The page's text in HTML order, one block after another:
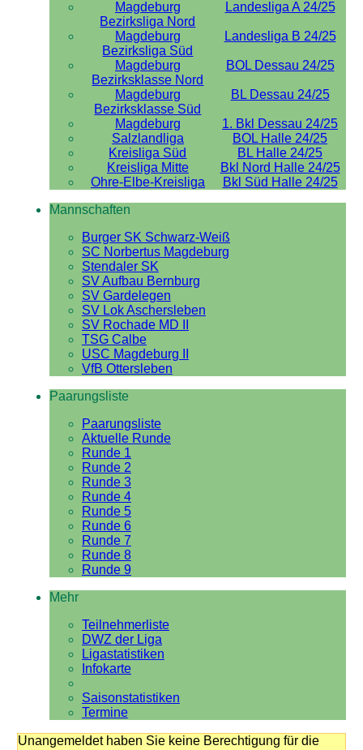
Magdeburg
Landesliga A 24/25
Bezirksliga Nord
Magdeburg
Landesliga B 24/25
Bezirksliga Süd
Magdeburg
BOL Dessau 24/25
Bezirksklasse Nord
Magdeburg
BL Dessau 24/25
Bezirksklasse Süd
Magdeburg
1. Bkl Dessau 24/25
Salzlandliga
BOL Halle 24/25
Kreisliga Süd
BL Halle 24/25
Kreisliga Mitte
Bkl Nord Halle 24/25
Ohre-Elbe-Kreisliga
Bkl Süd Halle 24/25
Mannschaften
Burger SK Schwarz-Weiß
SC Norbertus Magdeburg
Stendaler SK
SV Aufbau Bernburg
SV Gardelegen
SV Lok Aschersleben
SV Rochade MD II
TSG Calbe
USC Magdeburg II
VfB Ottersleben
Paarungsliste
Paarungsliste
Aktuelle Runde
Runde 1
Runde 2
Runde 3
Runde 4
Runde 5
Runde 6
Runde 7
Runde 8
Runde 9
Mehr
Teilnehmerliste
DWZ der Liga
Ligastatistiken
Infokarte
Saisonstatistiken
Termine
Unangemeldet haben Sie keine Berechtigung für die